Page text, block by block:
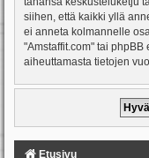
siihen, että kaikki yllä
ei anneta kolmannelle
"Amstaffit.com" tai
aiheuttamasta tietojen
Etusivu